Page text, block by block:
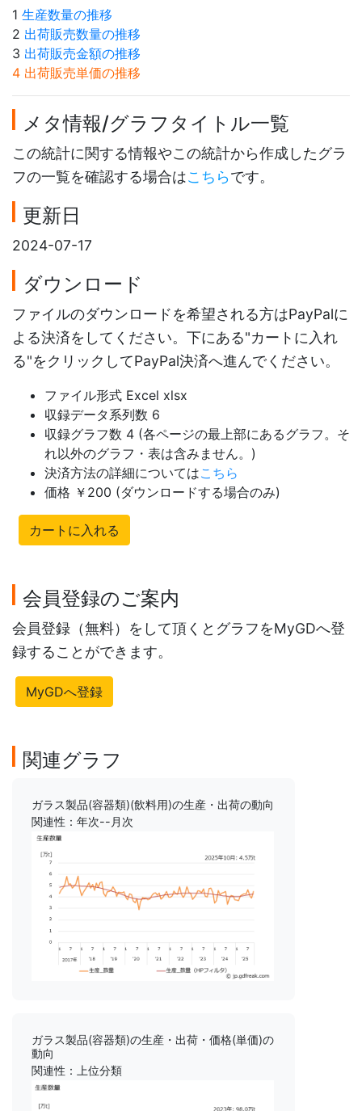
1 生産数量の推移
2 出荷販売数量の推移
3 出荷販売金額の推移
4 出荷販売単価の推移
メタ情報/グラフタイトル一覧
この統計に関する情報やこの統計から作成したグラ
フの一覧を確認する場合はこちらです。
更新日
2024-07-17
ダウンロード
ファイルのダウンロードを希望される方はPayPalに
よる決済をしてください。下にある"カートに入れ
る"をクリックしてPayPal決済へ進んでください。
ファイル形式 Excel xlsx
収録データ系列数 6
収録グラフ数 4 (各ページの最上部にあるグラフ。そ
れ以外のグラフ・表は含みません。)
決済方法の詳細についてはこちら
価格 ￥200 (ダウンロードする場合のみ)
カートに入れる
会員登録のご案内
会員登録（無料）をして頂くとグラフをMyGDへ登
録することができます。
MyGDへ登録
関連グラフ
ガラス製品(容器類)(飲料用)の生産・出荷の動向
関連性：年次--月次
ガラス製品(容器類)の生産・出荷・価格(単価)の
動向
関連性：上位分類